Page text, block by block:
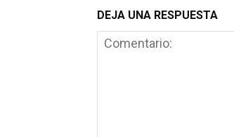
DEJA UNA RESPUESTA